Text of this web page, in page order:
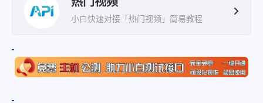
小白快速对接「热门视频」简易教程